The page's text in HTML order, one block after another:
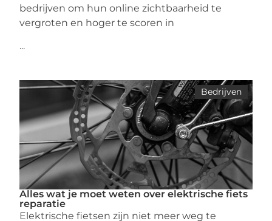
bedrijven om hun online zichtbaarheid te
vergroten en hoger te scoren in
...
Bedrijven
Alles wat je moet weten over elektrische fiets
reparatie
Elektrische fietsen zijn niet meer weg te